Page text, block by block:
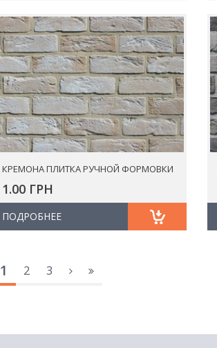
КРЕМОНА ПЛИТКА РУЧНОЙ ФОРМОВКИ
1.00 ГРН
ПОДРОБНЕЕ
1 2 3